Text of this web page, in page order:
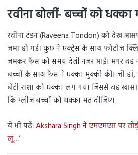
रवीना बोलीं- बच्चों को
रवीना टंडन (Raveena Tondon) को देख
जमा हो गई। कुछ ने एक्ट्रेस के साथ फोटोज
जमकर फैंस को समय देती नजर आईं। मगर वह
बच्चों के साथ फैंस ने धक्का मुक्की की। जी
बेटी राशा को धक्का लग गया जिससे वह
कि प्लीज बच्चों को धक्का मत दीजिए।
ये भी पढ़ें: Akshara Singh ने एमएमएस पर
लूं…’